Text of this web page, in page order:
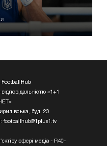
«1+1
буд. 23
footballhub@1plus1.tv
сфері медіа - R40-